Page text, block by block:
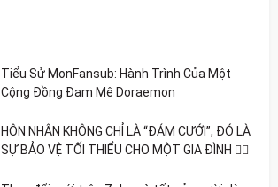
Tiểu Sử MonFansub: Hành Trình Của Một
Cộng Đồng Đam Mê Doraemon
HÔN NHÂN KHÔNG CHỈ LÀ “ĐÁM CƯỚI”, ĐÓ LÀ
SỰ BẢO VỆ TỐI THIỂU CHO MỘT GIA ĐÌNH 🏳️‍🌈